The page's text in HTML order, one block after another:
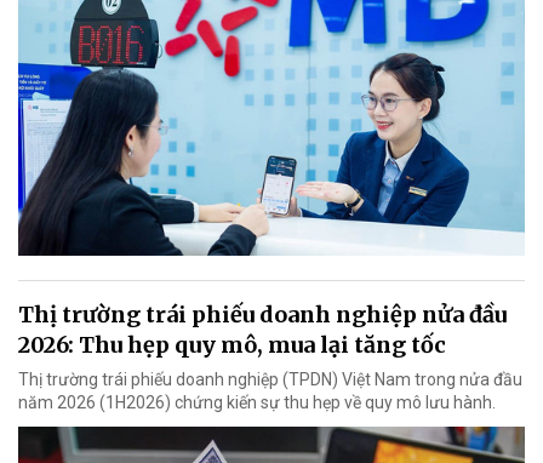
Thị trường trái phiếu doanh nghiệp nửa đầu
2026: Thu hẹp quy mô, mua lại tăng tốc
Thị trường trái phiếu doanh nghiệp (TPDN) Việt Nam trong nửa đầu
năm 2026 (1H2026) chứng kiến sự thu hẹp về quy mô lưu hành.